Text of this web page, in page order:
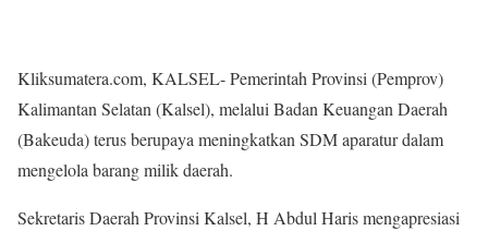
Kliksumatera.com, KALSEL- Pemerintah Provinsi (Pemprov)
Kalimantan Selatan (Kalsel), melalui Badan Keuangan Daerah
(Bakeuda) terus berupaya meningkatkan SDM aparatur dalam
mengelola barang milik daerah.
Sekretaris Daerah Provinsi Kalsel, H Abdul Haris mengapresiasi